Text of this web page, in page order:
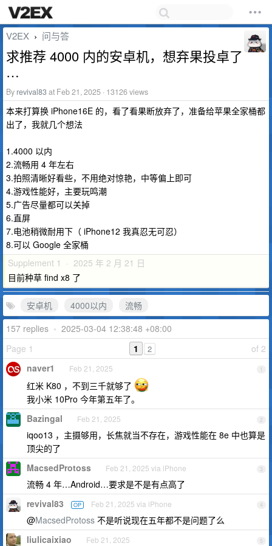
V2EX › 问与答
求推荐 4000 内的安卓机，想弃果投卓了
…
By revival83at Feb 21, 2025 · 13126 views
本来打算换 iPhone16E 的，看了看果断放弃了，准备给苹果全家桶都
出了，我就几个想法
1.4000 以内
2.流畅用 4 年左右
3.拍照清晰好看些，不用绝对惊艳，中等偏上即可
4.游戏性能好，主要玩鸣潮
5.广告尽量都可以关掉
6.直屏
7.电池稍微耐用下（ iPhone12 我真忍无可忍）
8.可以 Google 全家桶
Supplement 1 · 2025 年 2 月 21 日
目前种草 find x8 了
安卓机 4000以内
流畅
157 replies • 2025-03-04 12:38:48 +08:00
Page 1
of 2
1 2
1
naver1 Feb 21, 2025
红米 K80 ，不到三千就够了
我小米 10Pro 今年第五年了。
2
Bazingal Feb 21, 2025
iqoo13 ，主摄够用，长焦就当不存在，游戏性能在 8e 中也算是
顶尖的了
3
MacsedProtoss Feb 21, 2025 via iPhone
流畅 4 年…Android…要求是不是有点高了
4
revival83 OP Feb 21, 2025 via iPhone
@MacsedProtoss 不是听说现在五年都不是问题了么
5
liulicaixiao Feb 21, 2025